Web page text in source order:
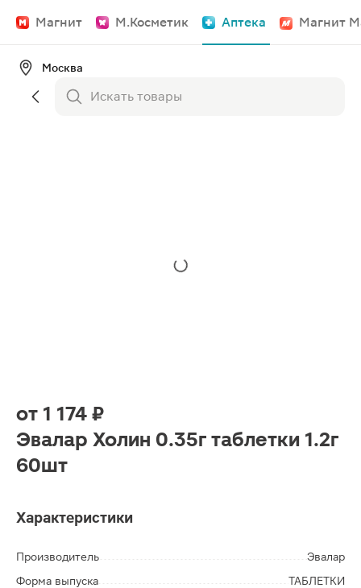
Магнит М.Косметик Аптека Магнит
Москва
от 1 174 ₽
Эвалар Холин 0.35г таблетки 1.2г
60шт
Характеристики
Производитель
Эвалар
Форма выпуска
ТАБЛЕТКИ